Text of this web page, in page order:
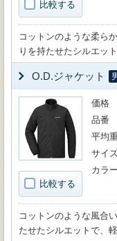
比較する
コットンのような柔ら
りを持たせたシルエッ
O.D.ジャケット
比較する
価格
品番
平均
サイ
カラー
コットンのような風合
たせたシルエットで、